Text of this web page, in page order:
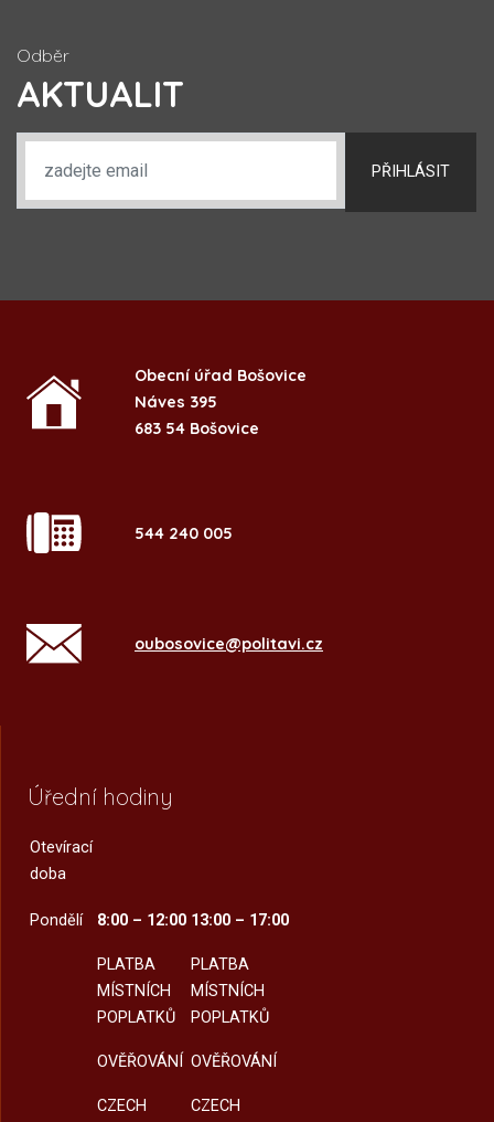
Odběr
AKTUALIT
PŘIHLÁSIT
Obecní úřad Bošovice
Náves 395
683 54 Bošovice
544 240 005
oubosovice@politavi.cz
Úřední hodiny
Otevírací
doba
Pondělí 8:00 – 12:00
PLATBA
MÍSTNÍCH
POPLATKŮ
OVĚŘOVÁNÍ
CZECH
13:00 – 17:00
PLATBA
MÍSTNÍCH
POPLATKŮ
OVĚŘOVÁNÍ
CZECH